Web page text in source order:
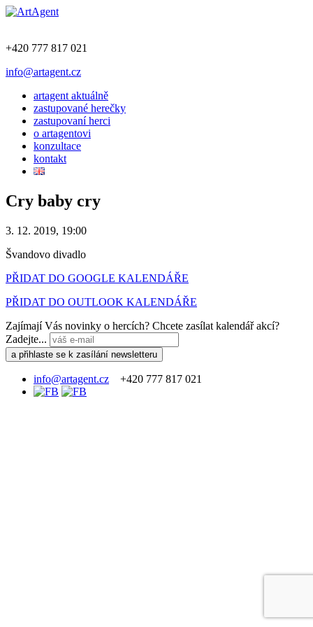
+420 777 817 021
info@artagent.cz
artagent aktuálně
zastupované herečky
zastupovaní herci
o artagentovi
konzultace
kontakt
Cry baby cry
3. 12. 2019, 19:00
Švandovo divadlo
PŘIDAT DO GOOGLE KALENDÁŘE
PŘIDAT DO OUTLOOK KALENDÁŘE
Zajímají Vás novinky o hercích? Chcete zasílat kalendář akcí?
Zadejte...
info@artagent.cz +420 777 817 021